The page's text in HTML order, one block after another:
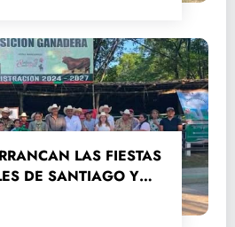
LAS FIESTAS
DE SANTIAGO Y